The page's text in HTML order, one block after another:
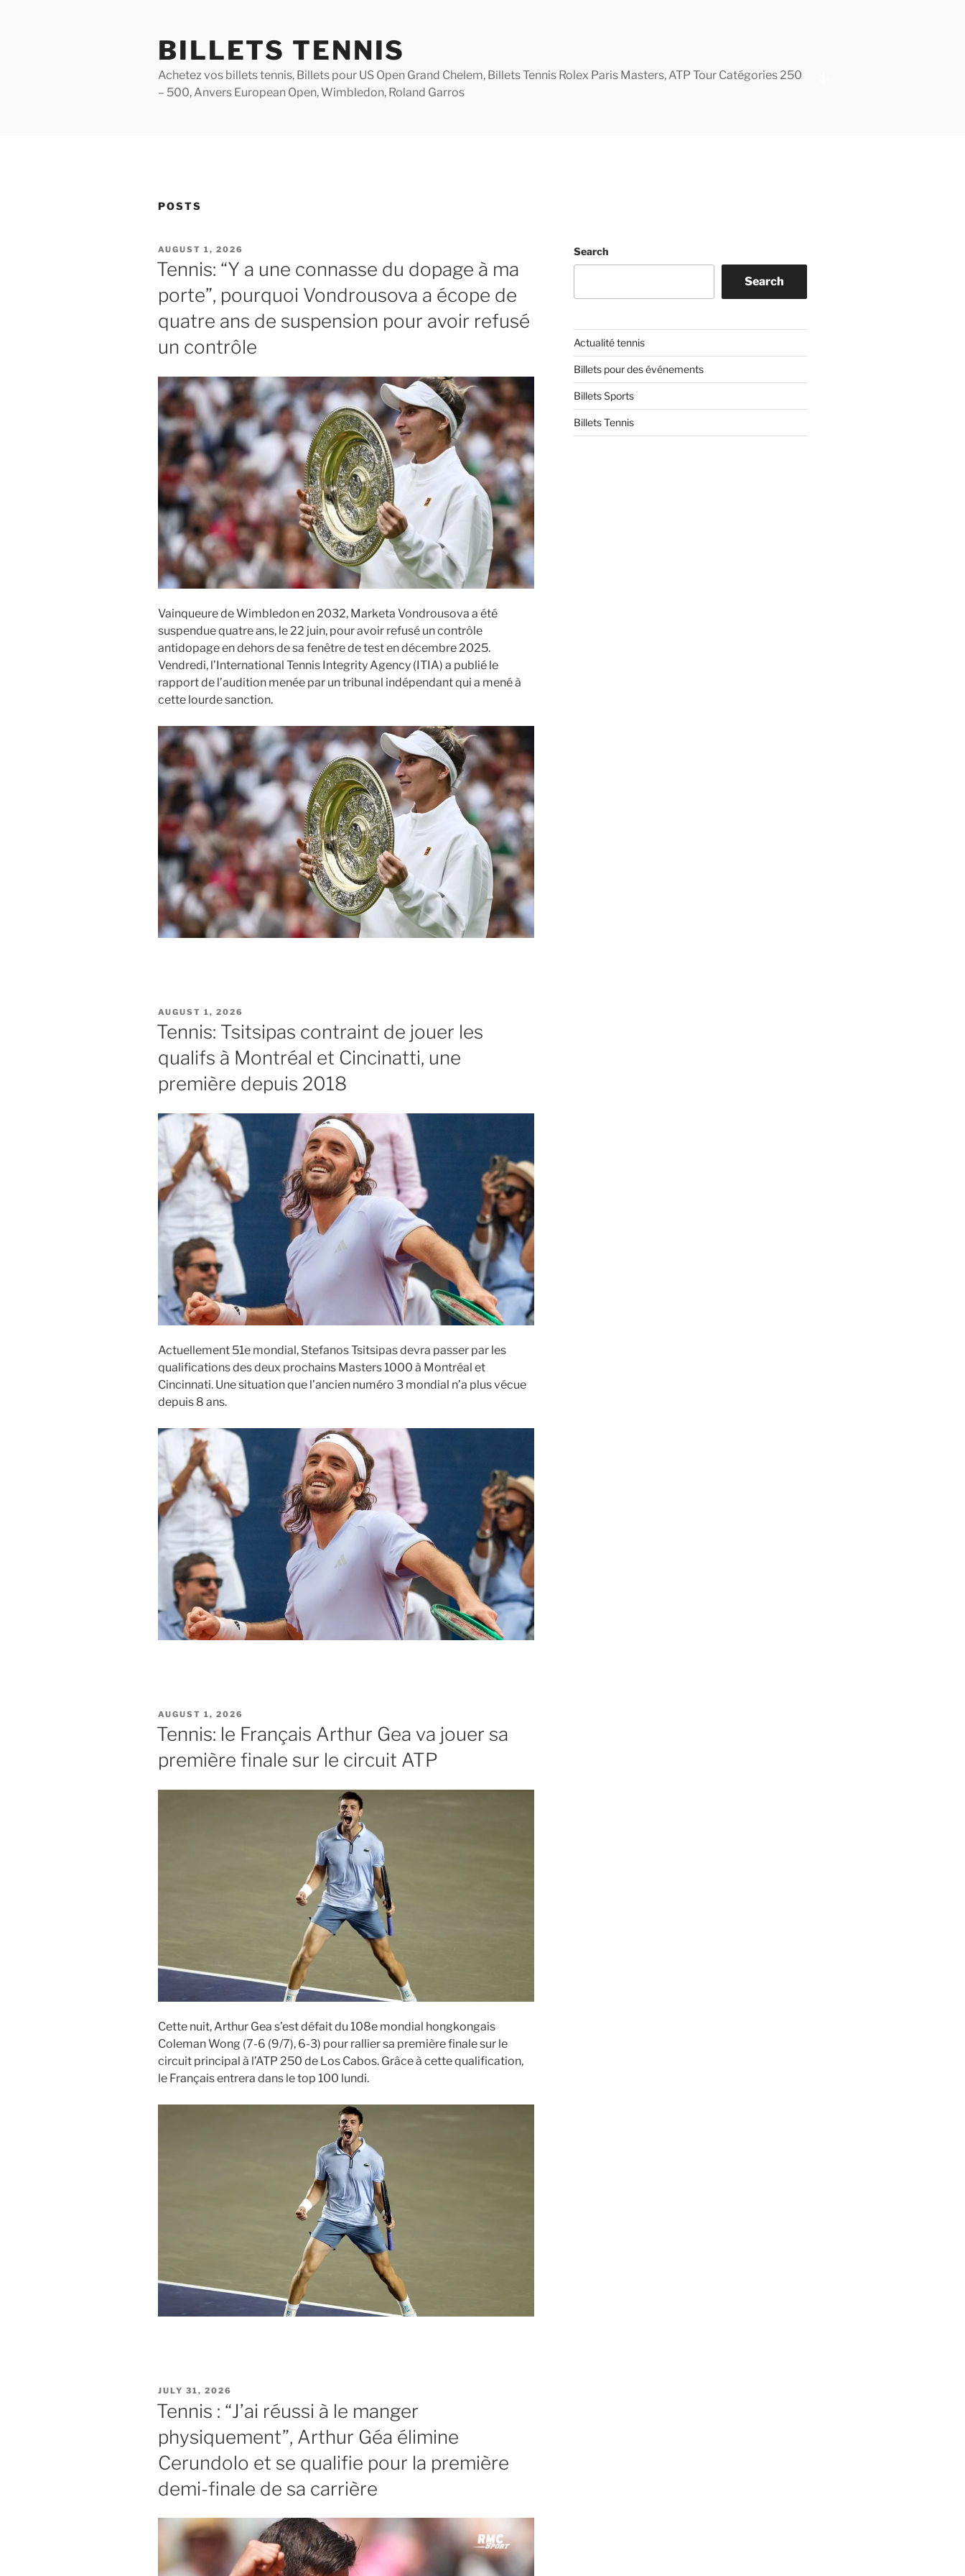
BILLETS TENNIS
Achetez vos billets tennis, Billets pour US Open Grand Chelem, Billets Tennis Rolex Paris Masters, ATP Tour Catégories 250
– 500, Anvers European Open, Wimbledon, Roland Garros
POSTS
POSTED
ON
AUGUST 1, 2026
Tennis: “Y a une connasse du dopage à ma
porte”, pourquoi Vondrousova a écope de
quatre ans de suspension pour avoir refusé
un contrôle
Vainqueure de Wimbledon en 2032, Marketa Vondrousova a été
suspendue quatre ans, le 22 juin, pour avoir refusé un contrôle
antidopage en dehors de sa fenêtre de test en décembre 2025.
Vendredi, l’International Tennis Integrity Agency (ITIA) a publié le
rapport de l’audition menée par un tribunal indépendant qui a mené à
cette lourde sanction.
POSTED
ON
AUGUST 1, 2026
Tennis: Tsitsipas contraint de jouer les
qualifs à Montréal et Cincinatti, une
première depuis 2018
Actuellement 51e mondial, Stefanos Tsitsipas devra passer par les
qualifications des deux prochains Masters 1000 à Montréal et
Cincinnati. Une situation que l’ancien numéro 3 mondial n’a plus vécue
depuis 8 ans.
POSTED
ON
AUGUST 1, 2026
Tennis: le Français Arthur Gea va jouer sa
première finale sur le circuit ATP
Cette nuit, Arthur Gea s’est défait du 108e mondial hongkongais
Coleman Wong (7-6 (9/7), 6-3) pour rallier sa première finale sur le
circuit principal à l’ATP 250 de Los Cabos. Grâce à cette qualification,
le Français entrera dans le top 100 lundi.
POSTED
JULY 31, 2026
Tennis : “J’ai réussi à le manger
physiquement”, Arthur Géa élimine
Cerundolo et se qualifie pour la première
demi-finale de sa carrière
Search
Search
Actualité tennis
Billets pour des événements
Billets Sports
Billets Tennis